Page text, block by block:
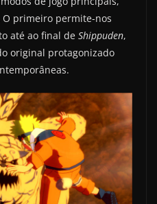
O primeiro permite-nos
até ao final de Shippuden,
original protagonizado